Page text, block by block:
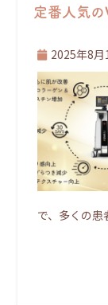
定番人気
2025年8月
で、多くの